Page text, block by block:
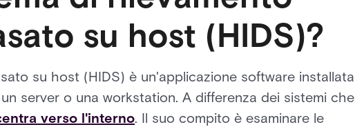
su host (HIDS)?
su host (HIDS) è un'applicazione software installata
server o una workstation. A differenza dei sistemi che
verso l'interno. Il suo compito è esaminare le